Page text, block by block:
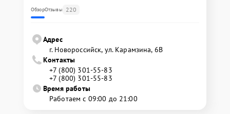
ОбзорОтзывы 220
Адрес
г. Новороссийск, ул. Карамзина, 6В
Контакты
+7 (800) 301-55-83
+7 (800) 301-55-83
Время работы
Работаем с 09:00 до 21:00